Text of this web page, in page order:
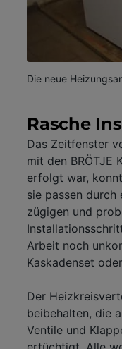
Die neue
Rasche
Das Zeitfenster
mit den BRÖTJE
erfolgt war,
sie passen
zügigen und
Arbeit noch
Kaskadenset
Der
beibehalten, die
Ventile und